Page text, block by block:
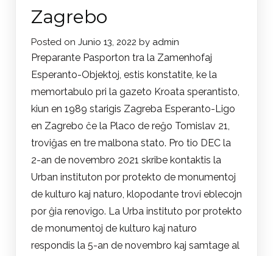
Zagrebo
Posted on Junio 13, 2022 by admin
Preparante Pasporton tra la Zamenhofaj
Esperanto-Objektoj, estis konstatite, ke la
memortabulo pri la gazeto Kroata sperantisto,
kiun en 1989 starigis Zagreba Esperanto-Ligo
en Zagrebo ĉe la Placo de reĝo Tomislav 21,
troviĝas en tre malbona stato. Pro tio DEC la
2-an de novembro 2021 skribe kontaktis la
Urban instituton por protekto de monumentoj
de kulturo kaj naturo, klopodante trovi eblecojn
por ĝia renovigo. La Urba instituto por protekto
de monumentoj de kulturo kaj naturo
respondis la 5-an de novembro kaj samtage al